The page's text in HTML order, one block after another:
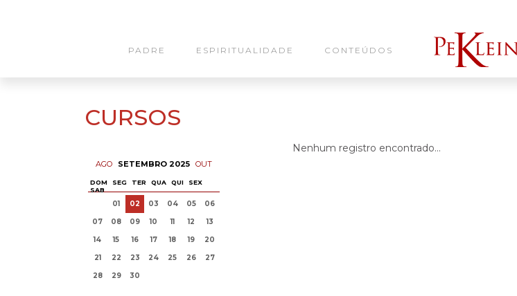
PADRE ESPIRITUALIDADE CONTEÚDOS
CURSOS
AGO SETEMBRO 2025 OUT
DOM SEG TER QUA QUI
SEX
SAB
01 02 03 04 05
06
07
08 09 10 11 12
13
14
15 16 17 18 19
20
21
22 23 24 25 26
27
28
29 30
Nenhum registro encontrado...